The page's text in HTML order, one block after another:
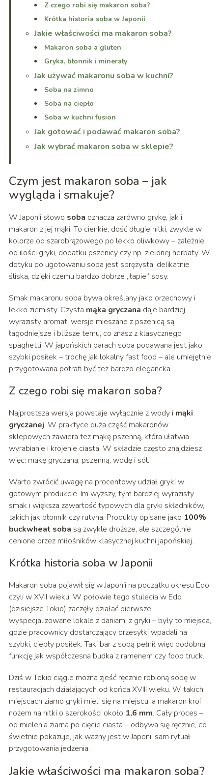
Z czego robi się makaron soba?
Krótka historia soba w Japonii
Jakie właściwości ma makaron soba?
Makaron soba a gluten
Gryka, błonnik i minerały
Jak używać makaronu soba w kuchni?
Soba na zimno
Soba na ciepło
Soba w kuchni fusion
Jak gotować i podawać makaron soba?
Jak wybrać makaron soba w sklepie?
Czym jest makaron soba – jak
wygląda i smakuje?
W Japonii słowo soba oznacza zarówno grykę, jak i
makaron z jej mąki. To cienkie, dość długie nitki, zwykle w
kolorze od szarobrązowego po lekko oliwkowy – zależnie
od ilości gryki, dodatku pszenicy czy np. zielonej herbaty. W
dotyku po ugotowaniu soba jest sprężysta, delikatnie
śliska, dzięki czemu bardzo dobrze „łapie” sosy.
Smak makaronu soba bywa określany jako orzechowy i
lekko ziemisty. Czysta mąka gryczana daje bardziej
wyrazisty aromat, wersje mieszane z pszenicą są
łagodniejsze i bliższe temu, co znasz z klasycznego
spaghetti. W japońskich barach soba podawana jest jako
szybki posiłek – trochę jak lokalny fast food – ale umiejętnie
przygotowana potrafi być też bardzo elegancka.
Z czego robi się makaron soba?
Najprostsza wersja powstaje wyłącznie z wody i mąki
gryczanej. W praktyce duża część makaronów
sklepowych zawiera też mąkę pszenną, która ułatwia
wyrabianie i krojenie ciasta. W składzie często znajdziesz
więc: mąkę gryczaną, pszenną, wodę i sól.
Warto zwrócić uwagę na procentowy udział gryki w
gotowym produkcie. Im wyższy, tym bardziej wyrazisty
smak i większa zawartość typowych dla gryki składników,
takich jak błonnik czy rutyna. Produkty opisane jako 100%
buckwheat soba są zwykle droższe, ale szczególnie
cenione przez miłośników klasycznej kuchni japońskiej.
Krótka historia soba w Japonii
Makaron soba pojawił się w Japonii na początku okresu Edo,
czyli w XVII wieku. W połowie tego stulecia w Edo
(dzisiejsze Tokio) zaczęły działać pierwsze
wyspecjalizowane lokale z daniami z gryki – były to miejsca,
gdzie pracownicy dostarczający przesyłki wpadali na
szybki, ciepły posiłek. Taki bar z sobą pełnił więc podobną
funkcję jak współczesna budka z ramenem czy food truck.
Dziś w Tokio ciągle można zjeść ręcznie robioną sobę w
restauracjach działających od końca XVIII wieku. W takich
miejscach ziarno gryki mieli się na miejscu, a makaron kroi
nożem na nitki o szerokości około 1,6 mm. Cały proces –
od mielenia ziarna po cięcie ciasta – odbywa się ręcznie, co
świetnie pokazuje, jak ważny jest w Japonii sam rytuał
przygotowania jedzenia.
Jakie właściwości ma makaron soba?